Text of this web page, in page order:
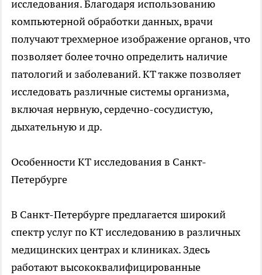
исследования. Благодаря использованию
компьютерной обработки данных, врачи
получают трехмерное изображение органов, что
позволяет более точно определить наличие
патологий и заболеваний. КТ также позволяет
исследовать различные системы организма,
включая нервную, сердечно-сосудистую,
дыхательную и др.
Особенности КТ исследования в Санкт-
Петербурге
В Санкт-Петербурге предлагается широкий
спектр услуг по КТ исследованию в различных
медицинских центрах и клиниках. Здесь
работают высококвалифицированные